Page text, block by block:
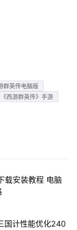
群英传电脑版
《西游群英传》手游
载安装教程 电脑
国计性能优化240